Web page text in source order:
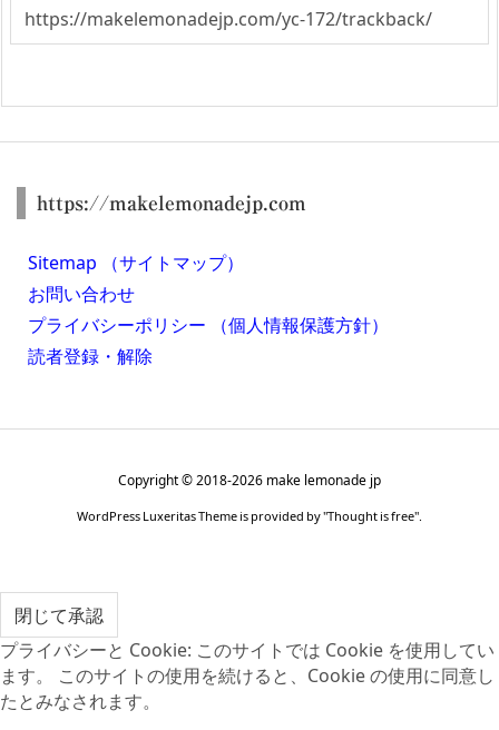
https://makelemonadejp.com
Sitemap （サイトマップ）
お問い合わせ
プライバシーポリシー （個人情報保護方針）
読者登録・解除
Copyright ©2018-2026 make lemonade jp
WordPress Luxeritas Theme is provided by "Thought is free".
プライバシーと Cookie: このサイトでは Cookie を使用してい
ます。 このサイトの使用を続けると、Cookie の使用に同意し
たとみなされます。